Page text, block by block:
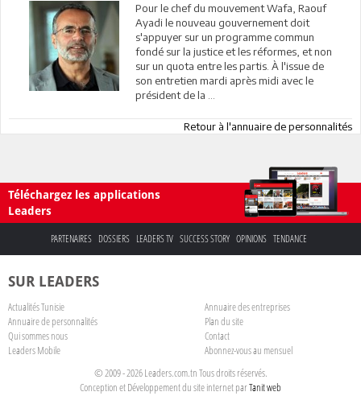
Pour le chef du mouvement Wafa, Raouf
Ayadi le nouveau gouvernement doit
s'appuyer sur un programme commun
fondé sur la justice et les réformes, et non
sur un quota entre les partis. À l'issue de
son entretien mardi après midi avec le
président de la ...
Retour à l'annuaire de personnalités
Téléchargez les applications
Leaders
PARTENAIRES DOSSIERS LEADERS TV SUCCESS STORY OPINIONS TENDANCE
SUR LEADERS
Actualités Tunisie
Annuaire des entreprises
Annuaire de personnalités
Plan du site
Qui sommes nous
Contact
Leaders Mobile
Abonnez-vous au mensuel
© 2009 - 2026 Leaders.com.tn Tous droits réservés.
Conception et Développement du site internet parTanit web